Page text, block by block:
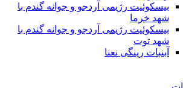
بيسکوئيت رژیمی آردجو و جوانه گندم با
شهد خرما
بيسکوئيت رژیمی آردجو و جوانه گندم با
شهد توت
آبنبات رینگی نعنا